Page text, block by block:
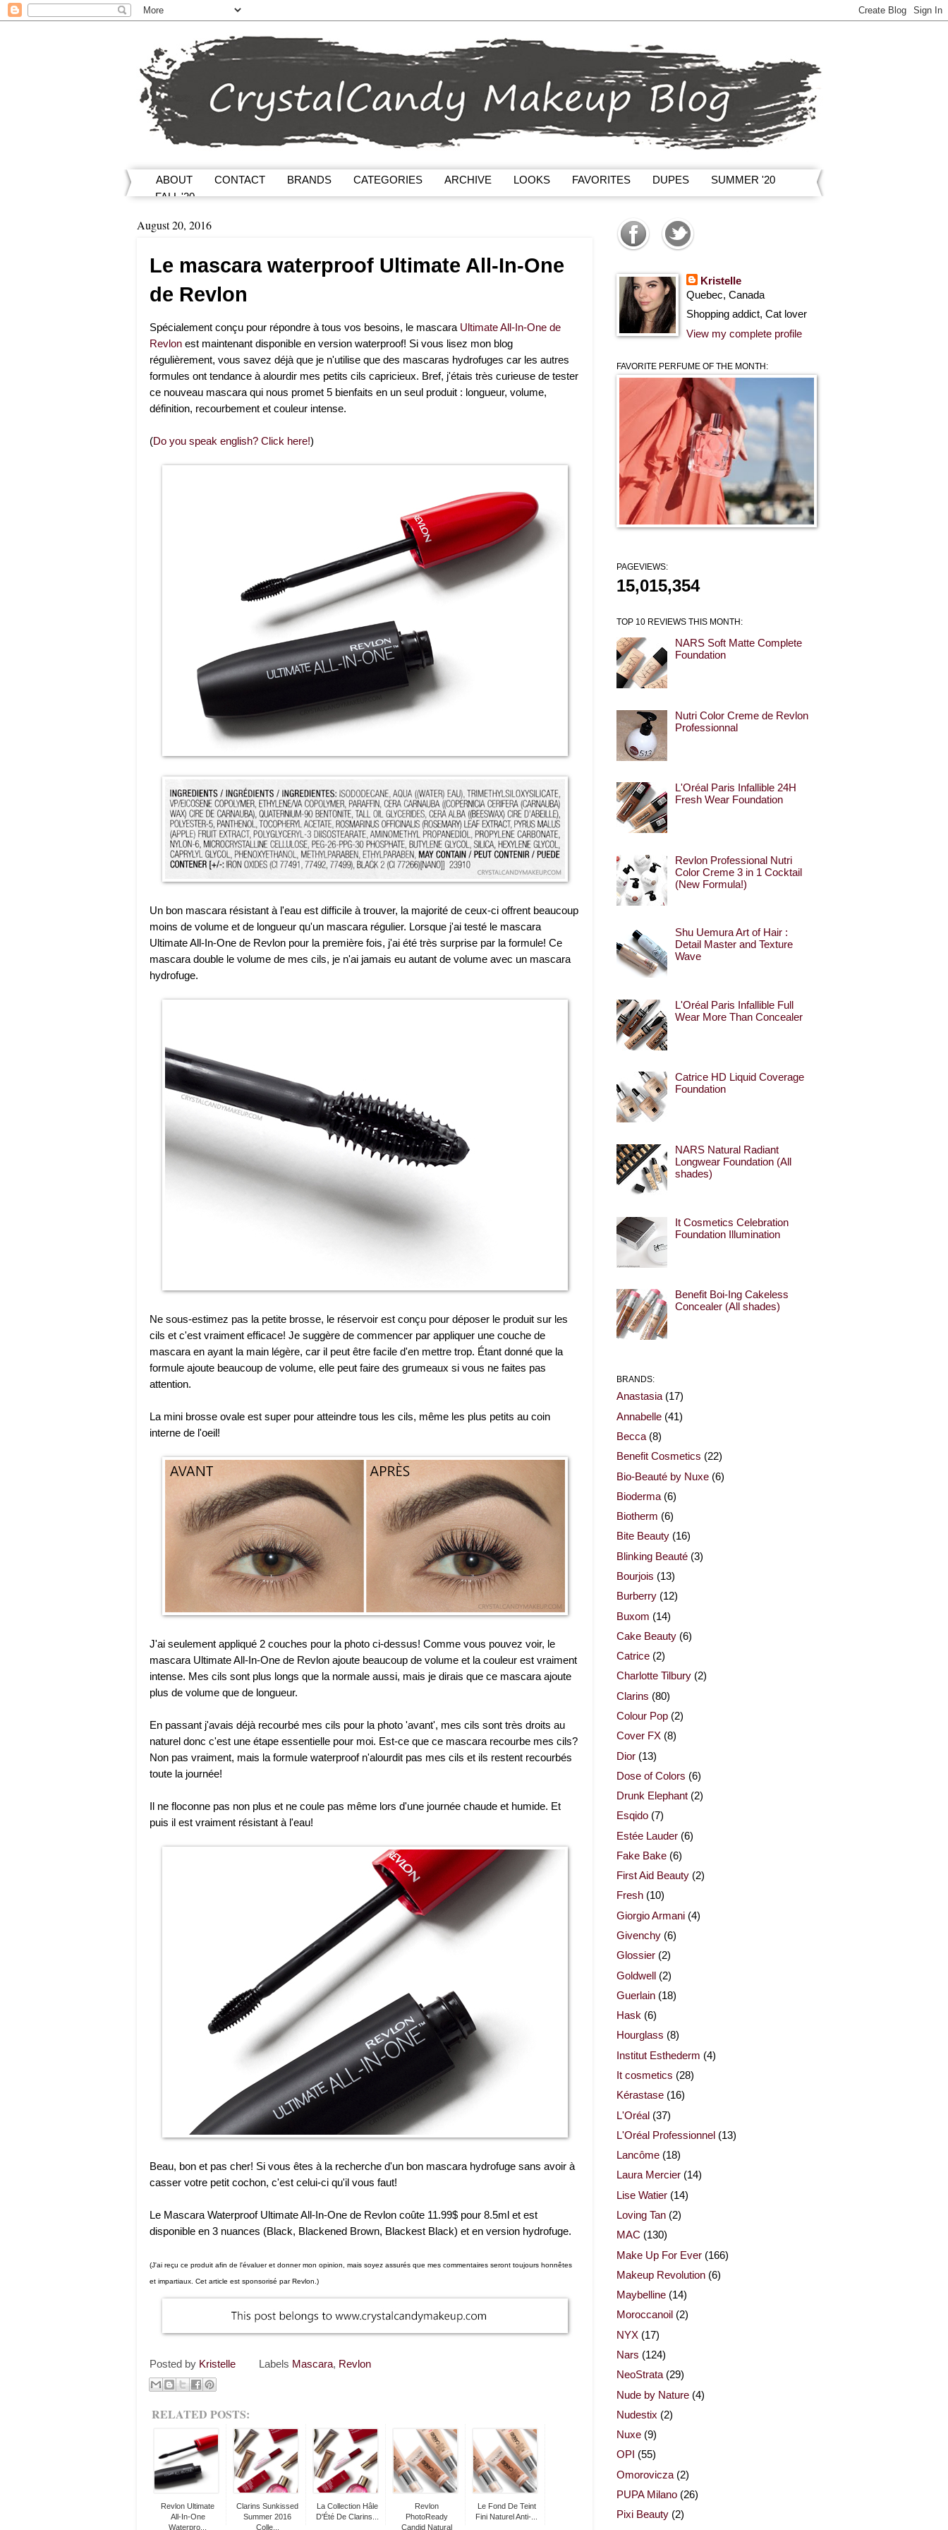
ABOUT CONTACT BRANDS CATEGORIES ARCHIVE LOOKS FAVORITES DUPES
SUMMER '20
FALL '20
August 20, 2016
Le mascara waterproof Ultimate All-In-One
de Revlon
Spécialement conçu pour répondre à tous vos besoins, le mascara Ultimate All-In-One de
Revlon est maintenant disponible en version waterproof! Si vous lisez mon blog
régulièrement, vous savez déjà que je n'utilise que des mascaras hydrofuges car les autres
formules ont tendance à alourdir mes petits cils capricieux. Bref, j'étais très curieuse de tester
ce nouveau mascara qui nous promet 5 bienfaits en un seul produit : longueur, volume,
définition, recourbement et couleur intense.
(Do you speak english? Click here!)
Un bon mascara résistant à l'eau est difficile à trouver, la majorité de ceux-ci offrent beaucoup
moins de volume et de longueur qu'un mascara régulier. Lorsque j'ai testé le mascara
Ultimate All-In-One de Revlon pour la première fois, j'ai été très surprise par la formule! Ce
mascara double le volume de mes cils, je n'ai jamais eu autant de volume avec un mascara
hydrofuge.
Ne sous-estimez pas la petite brosse, le réservoir est conçu pour déposer le produit sur les
cils et c'est vraiment efficace! Je suggère de commencer par appliquer une couche de
mascara en ayant la main légère, car il peut être facile d'en mettre trop. Étant donné que la
formule ajoute beaucoup de volume, elle peut faire des grumeaux si vous ne faites pas
attention.
La mini brosse ovale est super pour atteindre tous les cils, même les plus petits au coin
interne de l'oeil!
J'ai seulement appliqué 2 couches pour la photo ci-dessus! Comme vous pouvez voir, le
mascara Ultimate All-In-One de Revlon ajoute beaucoup de volume et la couleur est vraiment
intense. Mes cils sont plus longs que la normale aussi, mais je dirais que ce mascara ajoute
plus de volume que de longueur.
En passant j'avais déjà recourbé mes cils pour la photo 'avant', mes cils sont très droits au
naturel donc c'est une étape essentielle pour moi. Est-ce que ce mascara recourbe mes cils?
Non pas vraiment, mais la formule waterproof n'alourdit pas mes cils et ils restent recourbés
toute la journée!
Il ne floconne pas non plus et ne coule pas même lors d'une journée chaude et humide. Et
puis il est vraiment résistant à l'eau!
Beau, bon et pas cher! Si vous êtes à la recherche d'un bon mascara hydrofuge sans avoir à
casser votre petit cochon, c'est celui-ci qu'il vous faut!
Le Mascara Waterproof Ultimate All-In-One de Revlon coûte 11.99$ pour 8.5ml et est
disponible en 3 nuances (Black, Blackened Brown, Blackest Black) et en version hydrofuge.
(J'ai reçu ce produit afin de l'évaluer et donner mon opinion, mais soyez assurés que mes commentaires seront toujours honnêtes
et impartiaux. Cet article est sponsorisé par Revlon.)
Posted by Kristelle Labels Mascara, Revlon
RELATED POSTS:
Revlon Ultimate
All-In-One
Waterpro...
Clarins Sunkissed
Summer 2016
Colle...
La Collection Hâle
D'Été De Clarins...
Revlon
PhotoReady
Candid Natural
Le Fond De Teint
Fini Naturel Anti-...
Kristelle
Quebec, Canada
Shopping addict, Cat lover
View my complete profile
FAVORITE PERFUME OF THE MONTH:
PAGEVIEWS:
15,015,354
TOP 10 REVIEWS THIS MONTH:
NARS Soft Matte Complete
Foundation
Nutri Color Creme de Revlon
Professionnal
L'Oréal Paris Infallible 24H
Fresh Wear Foundation
Revlon Professional Nutri
Color Creme 3 in 1 Cocktail
(New Formula!)
Shu Uemura Art of Hair :
Detail Master and Texture
Wave
L'Oréal Paris Infallible Full
Wear More Than Concealer
Catrice HD Liquid Coverage
Foundation
NARS Natural Radiant
Longwear Foundation (All
shades)
It Cosmetics Celebration
Foundation Illumination
Benefit Boi-Ing Cakeless
Concealer (All shades)
BRANDS:
Anastasia (17)
Annabelle (41)
Becca (8)
Benefit Cosmetics (22)
Bio-Beauté by Nuxe (6)
Bioderma (6)
Biotherm (6)
Bite Beauty (16)
Blinking Beauté (3)
Bourjois (13)
Burberry (12)
Buxom (14)
Cake Beauty (6)
Catrice (2)
Charlotte Tilbury (2)
Clarins (80)
Colour Pop (2)
Cover FX (8)
Dior (13)
Dose of Colors (6)
Drunk Elephant (2)
Esqido (7)
Estée Lauder (6)
Fake Bake (6)
First Aid Beauty (2)
Fresh (10)
Giorgio Armani (4)
Givenchy (6)
Glossier (2)
Goldwell (2)
Guerlain (18)
Hask (6)
Hourglass (8)
Institut Esthederm (4)
It cosmetics (28)
Kérastase (16)
L'Oréal (37)
L'Oréal Professionnel (13)
Lancôme (18)
Laura Mercier (14)
Lise Watier (14)
Loving Tan (2)
MAC (130)
Make Up For Ever (166)
Makeup Revolution (6)
Maybelline (14)
Moroccanoil (2)
NYX (17)
Nars (124)
NeoStrata (29)
Nude by Nature (4)
Nudestix (2)
Nuxe (9)
OPI (55)
Omorovicza (2)
PUPA Milano (26)
Pixi Beauty (2)